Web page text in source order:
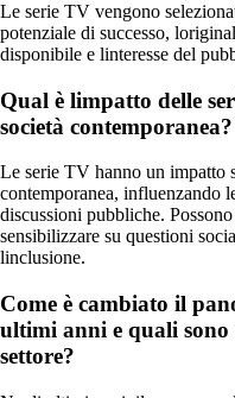
Le serie TV vengono
potenziale di successo,
disponibile e linteresse del
Qual è limpatto delle
società contemporanea?
Le serie TV hanno un impatto
contemporanea, influenzando
discussioni pubbliche.
sensibilizzare su questioni
linclusione.
Come è cambiato il
ultimi anni e quali sono
settore?